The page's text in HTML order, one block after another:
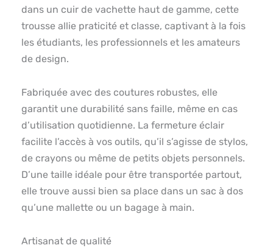
dans un cuir de vachette haut de gamme, cette
trousse allie praticité et classe, captivant à la fois
les étudiants, les professionnels et les amateurs
de design.
Fabriquée avec des coutures robustes, elle
garantit une durabilité sans faille, même en cas
d’utilisation quotidienne. La fermeture éclair
facilite l’accès à vos outils, qu’il s’agisse de stylos,
de crayons ou même de petits objets personnels.
D’une taille idéale pour être transportée partout,
elle trouve aussi bien sa place dans un sac à dos
qu’une mallette ou un bagage à main.
Artisanat de qualité